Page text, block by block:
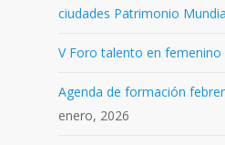
ciudades Patrimonio
V Foro talento en femenino
Agenda de formación
enero, 2026